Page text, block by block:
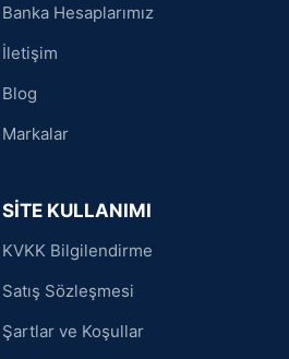
Banka Hesaplarımız
İletişim
Blog
Markalar
SİTE KULLANIMI
KVKK Bilgilendirme
Satış Sözleşmesi
Şartlar ve Koşullar